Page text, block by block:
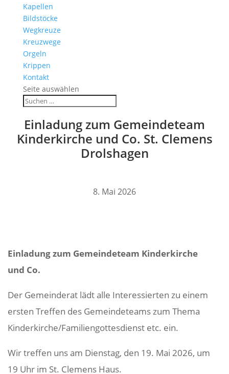
Kapellen
Bild­stöcke
Wegkreuze
Kreuz­wege
Orgeln
Krippen
Kontakt
Seite auswählen
Einla­dung zum Gemein­de­team
Kinder­kirche und Co. St. Clemens
Drolshagen
8. Mai 2026
Einla­dung zum Gemein­de­team Kinder­kirche
und Co.
Der Gemein­derat lädt alle Inter­es­sierten zu einem
ersten Treffen des Gemein­de­teams zum Thema
Kinderkirche/Familiengottesdienst etc. ein.
Wir treffen uns am Dienstag, den 19. Mai 2026, um
19 Uhr im St. Clemens Haus.